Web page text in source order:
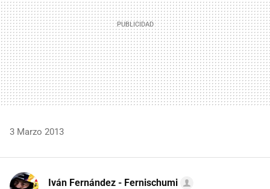
3 Marzo 2013
Iván Fernández - Fernischumi